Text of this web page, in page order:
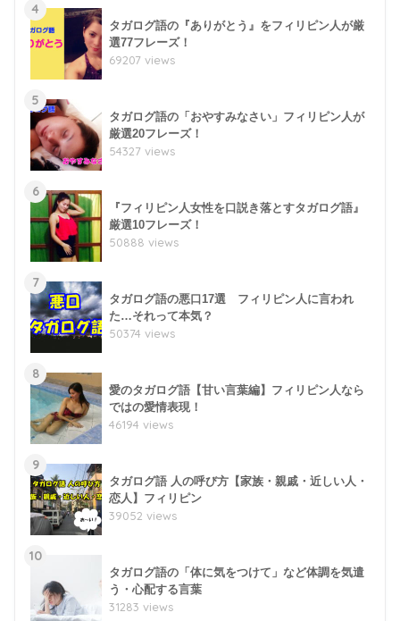
4
タガログ語の『ありがとう』をフィリピン人が厳
選77フレーズ！
69207 views
5
タガログ語の「おやすみなさい」フィリピン人が
厳選20フレーズ！
54327 views
6
『フィリピン人女性を口説き落とすタガログ語』
厳選10フレーズ！
50888 views
7
タガログ語の悪口17選 フィリピン人に言われ
た…それって本気？
50374 views
8
愛のタガログ語【甘い言葉編】フィリピン人なら
ではの愛情表現！
46194 views
9
タガログ語 人の呼び方【家族・親戚・近しい人・
恋人】フィリピン
39052 views
10
タガログ語の「体に気をつけて」など体調を気遣
う・心配する言葉
31283 views